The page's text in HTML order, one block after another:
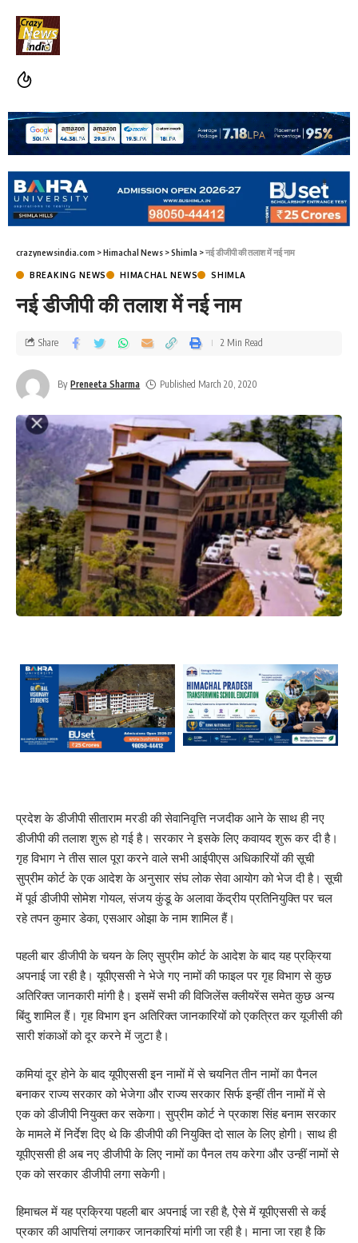
crazynewsindia.com >Himachal News >Shimla >नई डीजीपी की तलाश में नई नाम
BREAKING NEWS HIMACHAL NEWS SHIMLA
नई डीजीपी की तलाश में नई नाम
By Preneeta Sharma Published March 20, 2020
Share 2 Min Read
प्रदेश के डीजीपी सीताराम मरडी की सेवानिवृत्ति नजदीक आने के साथ ही नए
डीजीपी की तलाश शुरू हो गई है। सरकार ने इसके लिए कवायद शुरू कर दी है।
गृह विभाग ने तीस साल पूरा करने वाले सभी आईपीएस अधिकारियों की सूची
सुप्रीम कोर्ट के एक आदेश के अनुसार संघ लोक सेवा आयोग को भेज दी है। सूची
में पूर्व डीजीपी सोमेश गोयल, संजय कुंडू के अलावा केंद्रीय प्रतिनियुक्ति पर चल
रहे तपन कुमार डेका, एसआर ओझा के नाम शामिल हैं।
पहली बार डीजीपी के चयन के लिए सुप्रीम कोर्ट के आदेश के बाद यह प्रक्रिया
अपनाई जा रही है। यूपीएससी ने भेजे गए नामों की फाइल पर गृह विभाग से कुछ
अतिरिक्त जानकारी मांगी है। इसमें सभी की विजिलेंस क्लीयरेंस समेत कुछ अन्य
बिंदु शामिल हैं। गृह विभाग इन अतिरिक्त जानकारियों को एकत्रित कर यूजीसी की
सारी शंकाओं को दूर करने में जुटा है।
कमियां दूर होने के बाद यूपीएससी इन नामों में से चयनित तीन नामों का पैनल
बनाकर राज्य सरकार को भेजेगा और राज्य सरकार सिर्फ इन्हीं तीन नामों में से
एक को डीजीपी नियुक्त कर सकेगा। सुप्रीम कोर्ट ने प्रकाश सिंह बनाम सरकार
के मामले में निर्देश दिए थे कि डीजीपी की नियुक्ति दो साल के लिए होगी। साथ ही
यूपीएससी ही अब नए डीजीपी के लिए नामों का पैनल तय करेगा और उन्हीं नामों से
एक को सरकार डीजीपी लगा सकेगी।
हिमाचल में यह प्रक्रिया पहली बार अपनाई जा रही है, ऐेसे में यूपीएससी से कई
प्रकार की आपत्तियां लगाकर जानकारियां मांगी जा रही है। माना जा रहा है कि